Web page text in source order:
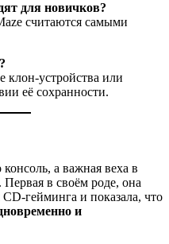
для новичков?
считаются самыми
клон-устройства или
её сохранности.
а важная веха в
в своём роде, она
гейминга и показала, что
и